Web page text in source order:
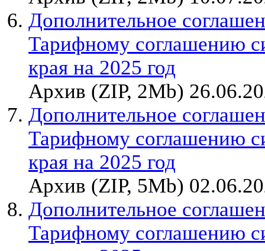
Дополнительное
Тарифному соглашению
края на 2025 год
Архив (ZIP, 2Mb)
Дополнительное
Тарифному соглашению
края на 2025 год
Архив (ZIP, 5Mb)
Дополнительное
Тарифному соглашению